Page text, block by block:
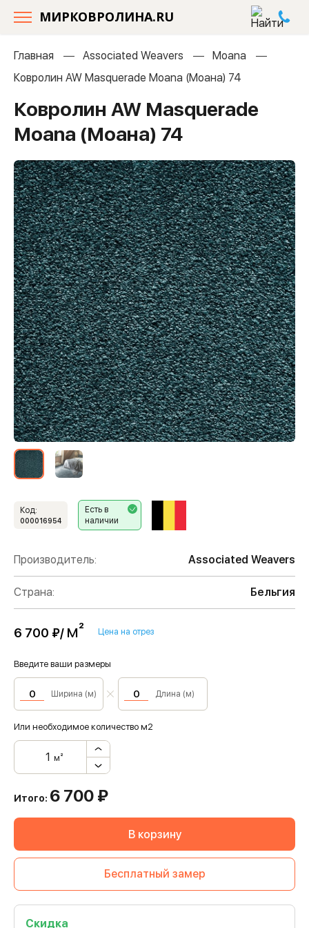
МИРКОВРОЛИНА.RU
Главная Associated Weavers
Moana
Ковролин AW Masquerade Moana (Моана) 74
Ковролин AW Masquerade
Moana (Моана) 74
Код:
000016954
Есть в
наличии
Производитель: Associated Weavers
Страна: Бельгия
6 700 ₽/ м² Цена на отрез
Введите ваши размеры
Ширина (м) Длина (м)
Или необходимое количество м2
м²
Итого: 6 700 ₽
В корзину
Бесплатный замер
Скидка